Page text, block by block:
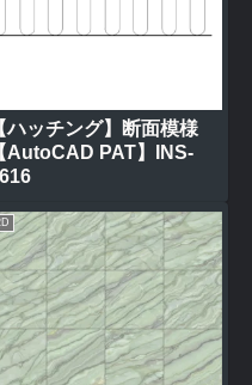
ハッチング】断面模様
AutoCAD PAT】INS-